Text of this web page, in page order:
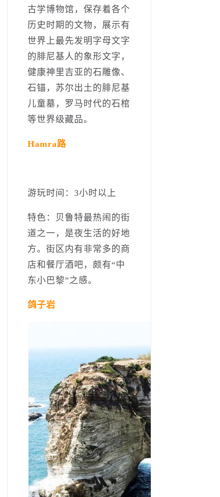
古学博物馆，保存着各个
历史时期的文物，展示有
世界上最先发明字母文字
的腓尼基人的象形文字，
健康神里吉亚的石雕像、
石锚，苏尔出土的腓尼基
儿童墓，罗马时代的石棺
等世界级藏品。
Hamra路
游玩时间：3小时以上
特色：贝鲁特最热闹的街
道之一，是夜生活的好地
方。街区内有非常多的商
店和餐厅酒吧，颇有“中
东小巴黎”之感。
鸽子岩